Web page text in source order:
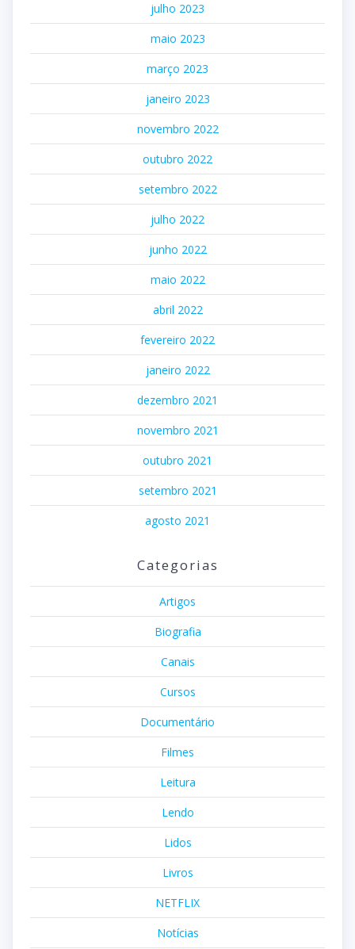
julho 2023
maio 2023
março 2023
janeiro 2023
novembro 2022
outubro 2022
setembro 2022
julho 2022
junho 2022
maio 2022
abril 2022
fevereiro 2022
janeiro 2022
dezembro 2021
novembro 2021
outubro 2021
setembro 2021
agosto 2021
Categorias
Artigos
Biografia
Canais
Cursos
Documentário
Filmes
Leitura
Lendo
Lidos
Livros
NETFLIX
Notícias